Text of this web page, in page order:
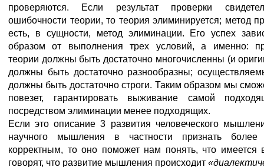
проверяются. Если результат проверки
ошибочности теории, то теория элиминируется; метод
есть, в сущности, метод элиминации. Его успех
образом от выполнения трех условий, а именно:
теории должны быть достаточно многочисленны (и
должны быть достаточно разнообразны;
должны быть достаточно строги. Таким образом мы
повезет, гарантировать выживание самой
посредством элиминации менее подходящих.
Если это описание 3 развития человеческого
научного мышления в частности признать
корректным, то оно поможет нам понять, что имеется
говорят, что развитие мышления происходит